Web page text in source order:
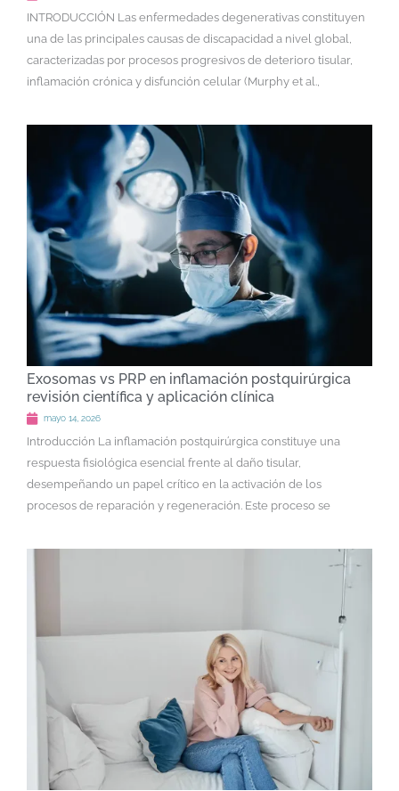
INTRODUCCIÓN Las enfermedades degenerativas constituyen
una de las principales causas de discapacidad a nivel global,
caracterizadas por procesos progresivos de deterioro tisular,
inflamación crónica y disfunción celular (Murphy et al.,
Exosomas vs PRP en inflamación postquirúrgica
revisión científica y aplicación clínica
mayo 14, 2026
Introducción La inflamación postquirúrgica constituye una
respuesta fisiológica esencial frente al daño tisular,
desempeñando un papel crítico en la activación de los
procesos de reparación y regeneración. Este proceso se